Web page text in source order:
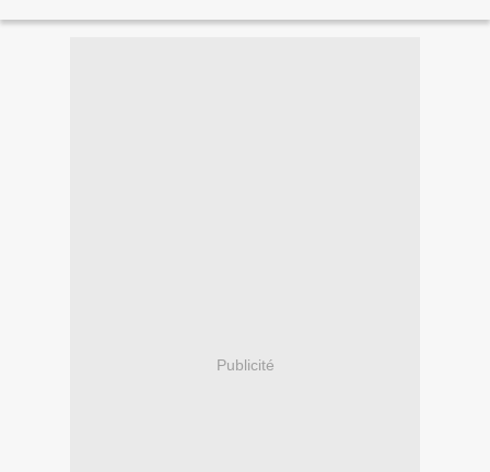
Publicité